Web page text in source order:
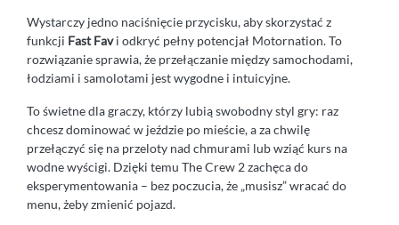
Wystarczy jedno naciśnięcie przycisku, aby skorzystać z
funkcji Fast Favi odkryć pełny potencjał Motornation. To
rozwiązanie sprawia, że przełączanie między samochodami,
łodziami i samolotami jest wygodne i intuicyjne.
To świetne dla graczy, którzy lubią swobodny styl gry: raz
chcesz dominować w jeździe po mieście, a za chwilę
przełączyć się na przeloty nad chmurami lub wziąć kurs na
wodne wyścigi. Dzięki temu The Crew 2 zachęca do
eksperymentowania – bez poczucia, że „musisz” wracać do
menu, żeby zmienić pojazd.